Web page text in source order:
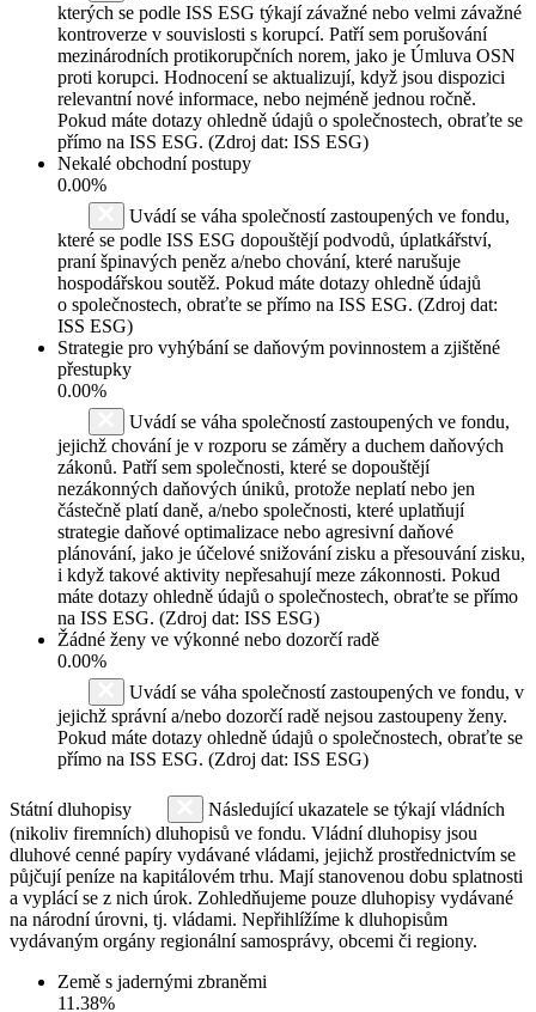
kterých se podle ISS ESG týkají závažné nebo velmi závažné
kontroverze v souvislosti s korupcí. Patří sem porušování
mezinárodních protikorupčních norem, jako je Úmluva OSN
proti korupci. Hodnocení se aktualizují, když jsou dispozici
relevantní nové informace, nebo nejméně jednou ročně.
Pokud máte dotazy ohledně údajů o společnostech, obraťte se
přímo na ISS ESG. (Zdroj dat: ISS ESG)
Nekalé obchodní postupy
0.00%
Uvádí se váha společností zastoupených ve fondu,
které se podle ISS ESG dopouštějí podvodů, úplatkářství,
praní špinavých peněz a/nebo chování, které narušuje
hospodářskou soutěž. Pokud máte dotazy ohledně údajů
o společnostech, obraťte se přímo na ISS ESG. (Zdroj dat:
ISS ESG)
Strategie pro vyhýbání se daňovým povinnostem a zjištěné
přestupky
0.00%
Uvádí se váha společností zastoupených ve fondu,
jejichž chování je v rozporu se záměry a duchem daňových
zákonů. Patří sem společnosti, které se dopouštějí
nezákonných daňových úniků, protože neplatí nebo jen
částečně platí daně, a/nebo společnosti, které uplatňují
strategie daňové optimalizace nebo agresivní daňové
plánování, jako je účelové snižování zisku a přesouvání zisku,
i když takové aktivity nepřesahují meze zákonnosti. Pokud
máte dotazy ohledně údajů o společnostech, obraťte se přímo
na ISS ESG. (Zdroj dat: ISS ESG)
Žádné ženy ve výkonné nebo dozorčí radě
0.00%
Uvádí se váha společností zastoupených ve fondu, v
jejichž správní a/nebo dozorčí radě nejsou zastoupeny ženy.
Pokud máte dotazy ohledně údajů o společnostech, obraťte se
přímo na ISS ESG. (Zdroj dat: ISS ESG)
Státní dluhopisy
Následující ukazatele se týkají vládních
(nikoliv firemních) dluhopisů ve fondu. Vládní dluhopisy jsou
dluhové cenné papíry vydávané vládami, jejichž prostřednictvím se
půjčují peníze na kapitálovém trhu. Mají stanovenou dobu splatnosti
a vyplácí se z nich úrok. Zohledňujeme pouze dluhopisy vydávané
na národní úrovni, tj. vládami. Nepřihlížíme k dluhopisům
vydávaným orgány regionální samosprávy, obcemi či regiony.
Země s jadernými zbraněmi
11.38%